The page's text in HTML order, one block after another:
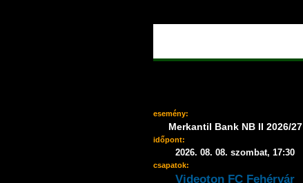
esemény:
Merkantil Bank NB II 2026/27
időpont:
2026. 08. 08. szombat, 17:30
csapatok:
Videoton FC Fehérvár